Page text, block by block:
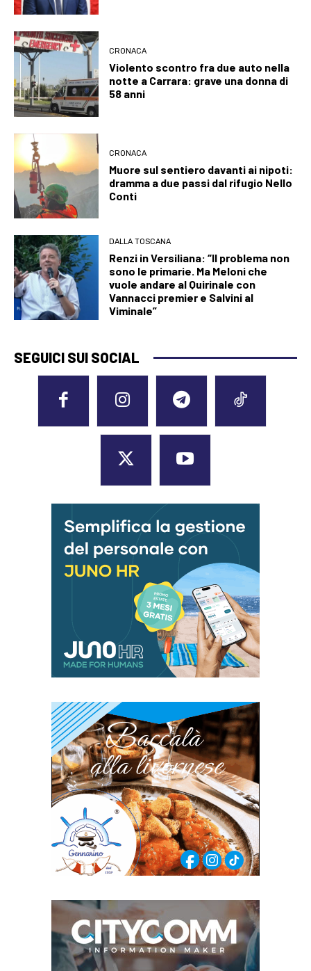
CRONACA
Violento scontro fra due auto nella
notte a Carrara: grave una donna di
58 anni
CRONACA
Muore sul sentiero davanti ai nipoti:
dramma a due passi dal rifugio Nello
Conti
DALLA TOSCANA
Renzi in Versiliana: “Il problema non
sono le primarie. Ma Meloni che
vuole andare al Quirinale con
Vannacci premier e Salvini al
Viminale”
SEGUICI SUI SOCIAL